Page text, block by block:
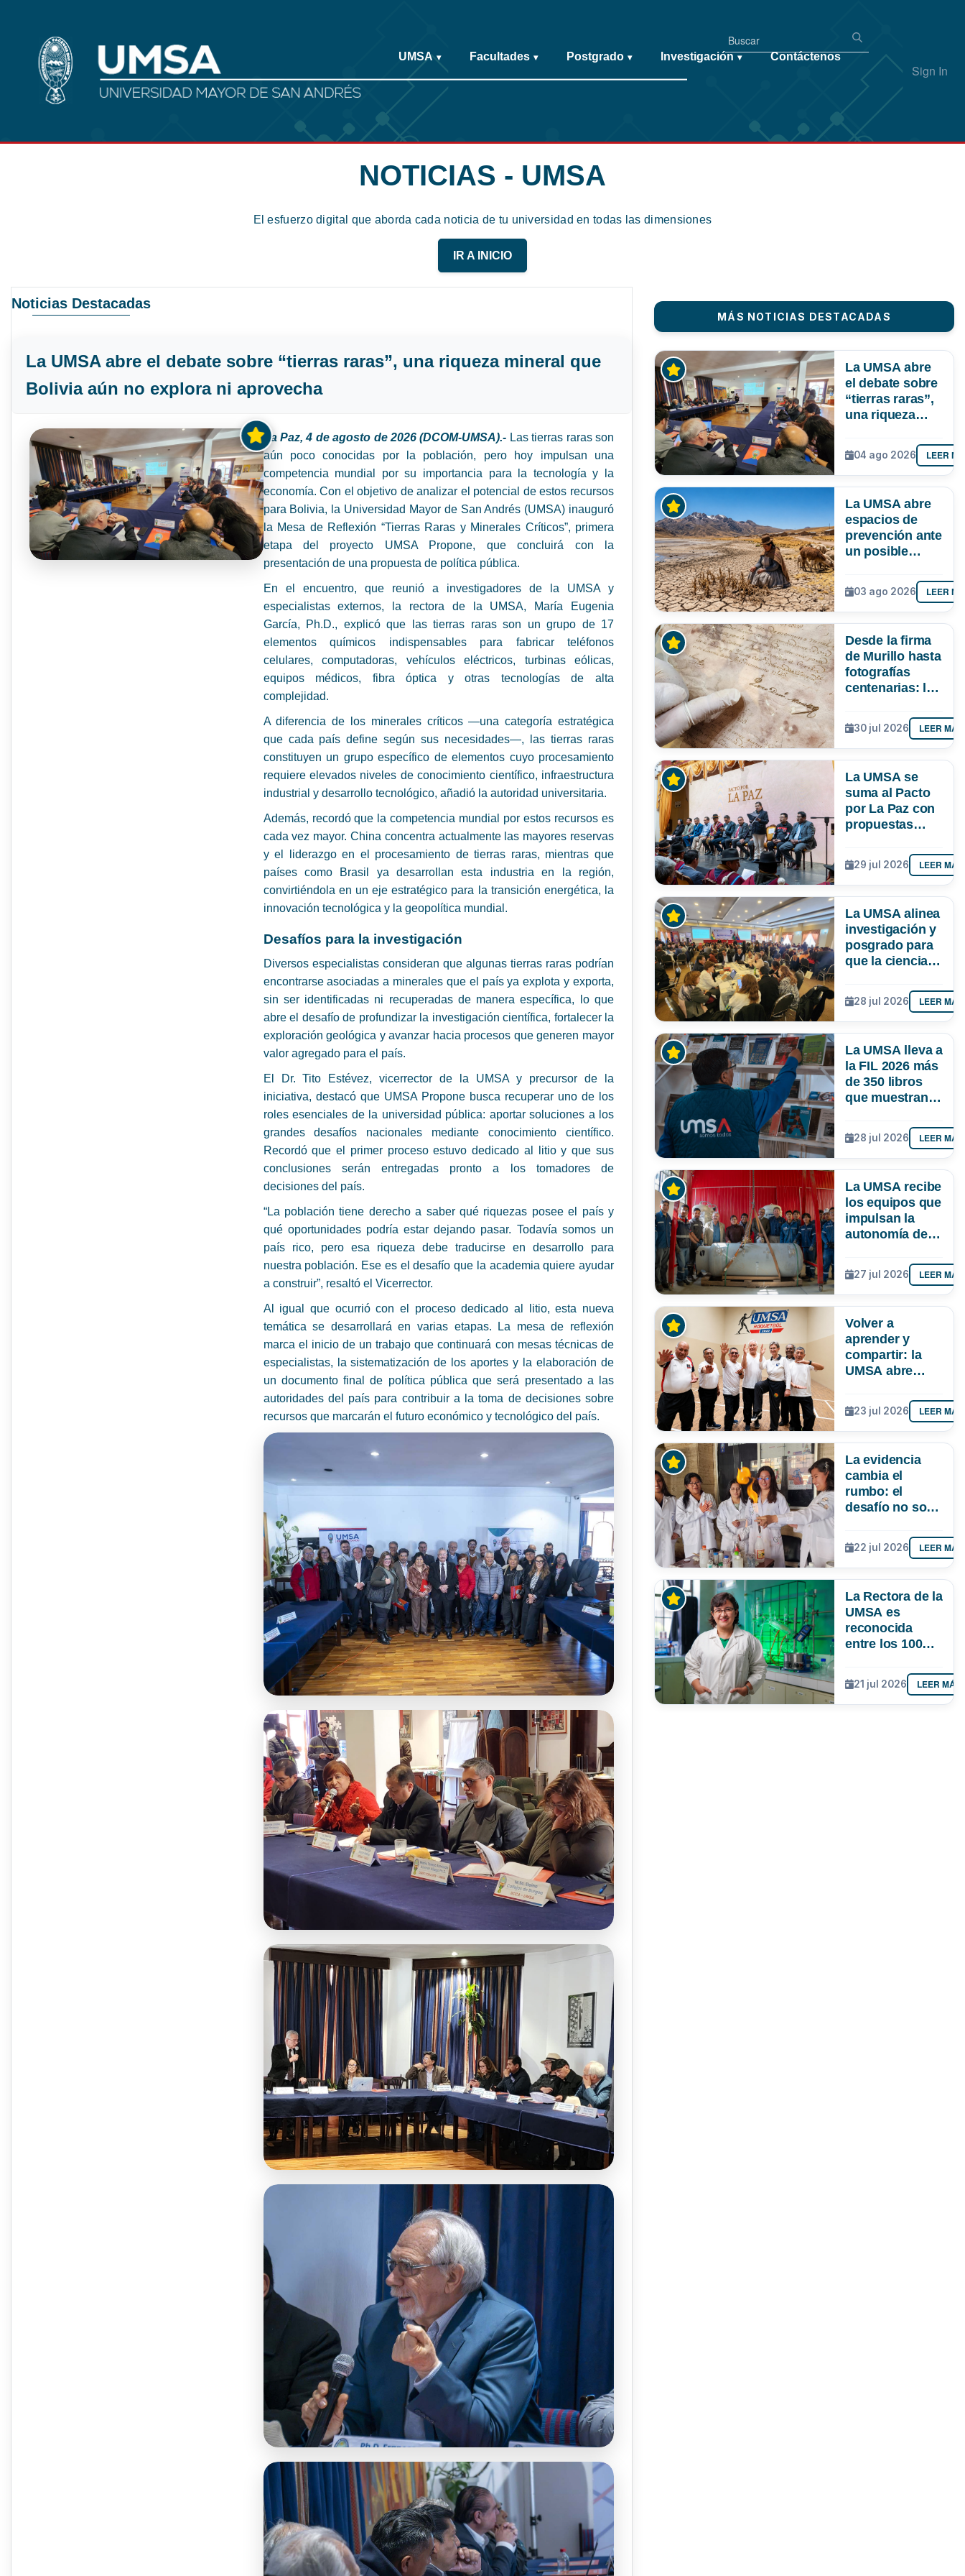
Sign In
UMSA ▾ Facultades ▾ Postgrado ▾ Investigación ▾ Contáctenos
NOTICIAS - UMSA
El esfuerzo digital que aborda cada noticia de tu universidad en todas las dimensiones
IR A INICIO
Noticias Destacadas
La UMSA abre el debate sobre “tierras raras”, una riqueza mineral que
Bolivia aún no explora ni aprovecha
La Paz, 4 de agosto de 2026 (DCOM-UMSA).- Las tierras raras son
aún poco conocidas por la población, pero hoy impulsan una
competencia mundial por su importancia para la tecnología y la
economía. Con el objetivo de analizar el potencial de estos recursos
para Bolivia, la Universidad Mayor de San Andrés (UMSA) inauguró
la Mesa de Reflexión “Tierras Raras y Minerales Críticos”, primera
etapa del proyecto UMSA Propone, que concluirá con la
presentación de una propuesta de política pública.
En el encuentro, que reunió a investigadores de la UMSA y
especialistas externos, la rectora de la UMSA, María Eugenia
García, Ph.D., explicó que las tierras raras son un grupo de 17
elementos químicos indispensables para fabricar teléfonos
celulares, computadoras, vehículos eléctricos, turbinas eólicas,
equipos médicos, fibra óptica y otras tecnologías de alta
complejidad.
A diferencia de los minerales críticos —una categoría estratégica
que cada país define según sus necesidades—, las tierras raras
constituyen un grupo específico de elementos cuyo procesamiento
requiere elevados niveles de conocimiento científico, infraestructura
industrial y desarrollo tecnológico, añadió la autoridad universitaria.
Además, recordó que la competencia mundial por estos recursos es
cada vez mayor. China concentra actualmente las mayores reservas
y el liderazgo en el procesamiento de tierras raras, mientras que
países como Brasil ya desarrollan esta industria en la región,
convirtiéndola en un eje estratégico para la transición energética, la
innovación tecnológica y la geopolítica mundial.
Desafíos para la investigación
Diversos especialistas consideran que algunas tierras raras podrían
encontrarse asociadas a minerales que el país ya explota y exporta,
sin ser identificadas ni recuperadas de manera específica, lo que
abre el desafío de profundizar la investigación científica, fortalecer la
exploración geológica y avanzar hacia procesos que generen mayor
valor agregado para el país.
El Dr. Tito Estévez, vicerrector de la UMSA y precursor de la
iniciativa, destacó que UMSA Propone busca recuperar uno de los
roles esenciales de la universidad pública: aportar soluciones a los
grandes desafíos nacionales mediante conocimiento científico.
Recordó que el primer proceso estuvo dedicado al litio y que sus
conclusiones serán entregadas pronto a los tomadores de
decisiones del país.
“La población tiene derecho a saber qué riquezas posee el país y
qué oportunidades podría estar dejando pasar. Todavía somos un
país rico, pero esa riqueza debe traducirse en desarrollo para
nuestra población. Ese es el desafío que la academia quiere ayudar
a construir”, resaltó el Vicerrector.
Al igual que ocurrió con el proceso dedicado al litio, esta nueva
temática se desarrollará en varias etapas. La mesa de reflexión
marca el inicio de un trabajo que continuará con mesas técnicas de
especialistas, la sistematización de los aportes y la elaboración de
un documento final de política pública que será presentado a las
autoridades del país para contribuir a la toma de decisiones sobre
recursos que marcarán el futuro económico y tecnológico del país.
MÁS NOTICIAS DESTACADAS
La UMSA abre
el debate sobre
“tierras raras”,
una riqueza
Bolivia aún no
explora ni
aprovecha
04 ago 2026 LEER
La UMSA abre
espacios de
prevención ante
un posible
podría superar
a los tres
registrados en
03 ago 2026 LEER
Desde la firma
de Murillo hasta
fotografías
centenarias: la
resguarda 6
joyas de la
memoria
30 jul 2026 LEER MÁS
La UMSA se
suma al Pacto
por La Paz con
propuestas
desarrollo del
departamento
29 jul 2026 LEER MÁS
La UMSA alinea
investigación y
posgrado para
que la ciencia
necesidades de
Bolivia
28 jul 2026 LEER MÁS
La UMSA lleva a
la FIL 2026 más
de 350 libros
que muestran el
que se genera
en Bolivia
28 jul 2026 LEER MÁS
La UMSA recibe
los equipos que
impulsan la
autonomía de
medicinal
27 jul 2026 LEER MÁS
Volver a
aprender y
compartir: la
UMSA abre
para adultos
mayores
23 jul 2026 LEER MÁS
La evidencia
cambia el
rumbo: el
desafío no solo
ciencia, sino
lograr que
lideren
22 jul 2026 LEER MÁS
La Rectora de la
UMSA es
reconocida
entre los 100
destacados de
Bolivia
21 jul 2026 LEER MÁS